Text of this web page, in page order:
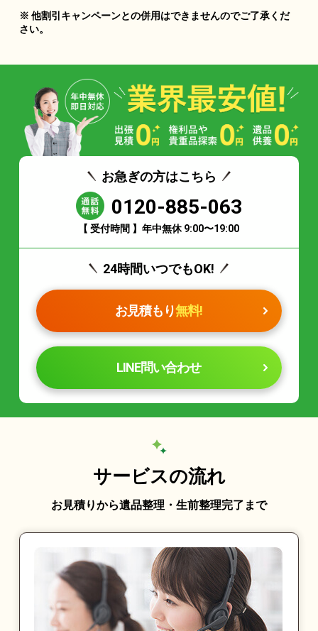
※ 他割引キャンペーンとの併用はできませんのでご了承くだ
さい。
お急ぎの方はこちら
0120-885-063
【 受付時間 】年中無休 9:00〜19:00
24時間いつでもOK!
お見積もり無料!
LINE問い合わせ
サービスの流れ
お見積りから遺品整理・生前整理完了まで